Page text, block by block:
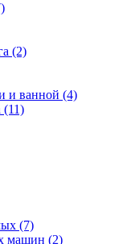
(2)
и ванной (4)
(11)
(7)
машин (2)